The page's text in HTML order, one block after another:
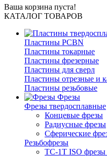
Ваша корзина пуста!
КАТАЛОГ ТОВАРОВ
Пластины PCBN
Пластины токарные
Пластины фрезерные
Пластины для сверл
Пластины отрезные и
Пластины резьбовые
Фрезы
Фрезы твердосплавные
Концевые фрезы
Радиусные фрезы
Сферические
Резьбофрезы
TC-1T ISO фрезы